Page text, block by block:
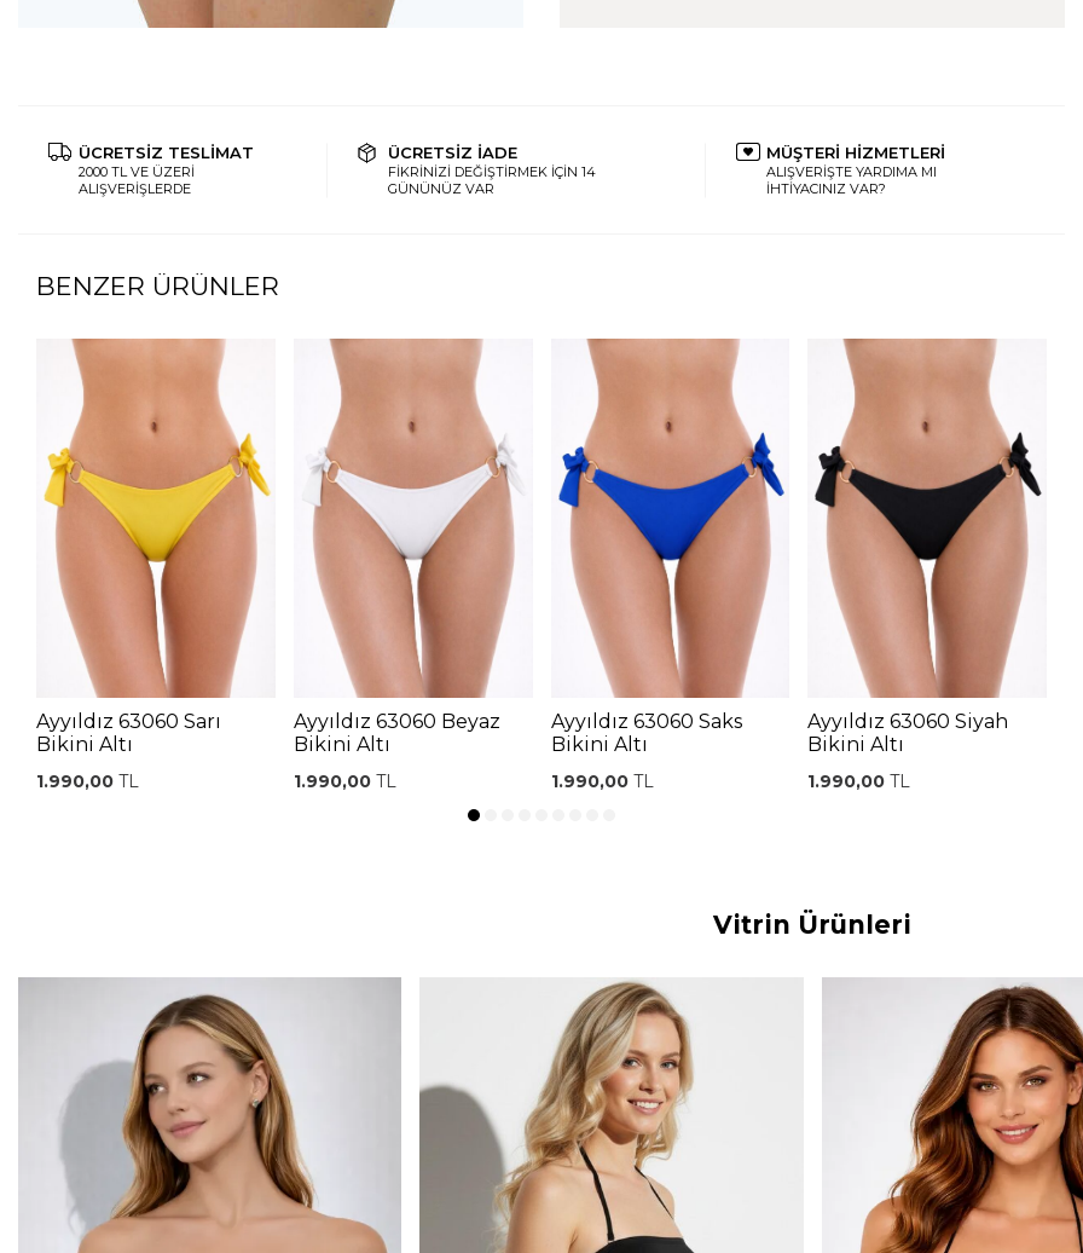
ÜCRETSİZ TESLİMAT
2000 TL VE ÜZERİ
ALIŞVERİŞLERDE
ÜCRETSİZ İADE
FİKRİNİZİ DEĞİŞTİRMEK İÇİN 14
GÜNÜNÜZ VAR
MÜŞTERİ HİZMETLERİ
ALIŞVERİŞTE YARDIMA MI
İHTİYACINIZ VAR?
BENZER ÜRÜNLER
Ayyıldız 63060 Sarı
Bikini Altı
1.990,00 TL
Ayyıldız 63060 Beyaz
Bikini Altı
1.990,00TL
Ayyıldız 63060 Saks
Bikini Altı
1.990,00TL
Ayyıldız 63060 Siyah
Bikini Altı
1.990,00 TL
Vitrin Ürünleri